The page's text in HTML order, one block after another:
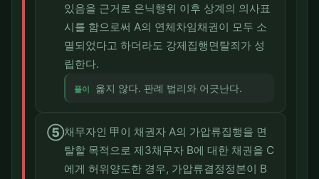
있음을 근거로 은닉행위 이후 상계의 의사표
시를 함으로써 A의 연체차임채권이 모두 소
멸되었다고 하더라도 강제집행면탈죄가 성
립한다.
풀이 옳지 않다. 판례 법리와 어긋난다.
⑤채무자인 甲이 채권자 A의 가압류집행을 면
탈할 목적으로 제3채무자 B에 대한 채권을 C
에게 허위양도한 경우, 가압류결정정본이 B